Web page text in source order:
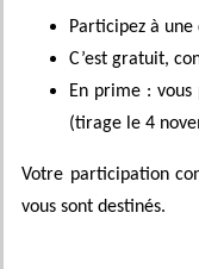
Participez à
C’est gratuit,
En prime :
(tirage le 4
Votre participation
vous sont destinés.